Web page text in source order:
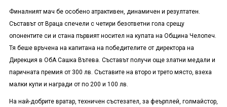
Финалният мач бе особено атрактивен, динамичен и резултатен.
Съставът от Враца спечели с четири безответни гола срещу
опонентите си и стана първият носител на купата на Община Челопеч.
Тя беше връчена на капитана на победителите от директора на
Дирекция в ОбА Сашка Вътева. Съставът получи още златни медали и
паричната премия от 300 лв. Съставите на второ и трето място, взеха
малки купи и награди от по 200 и 100 лв.
На най-добрите вратар, техничен състезател, за феърплей, голмайстор,